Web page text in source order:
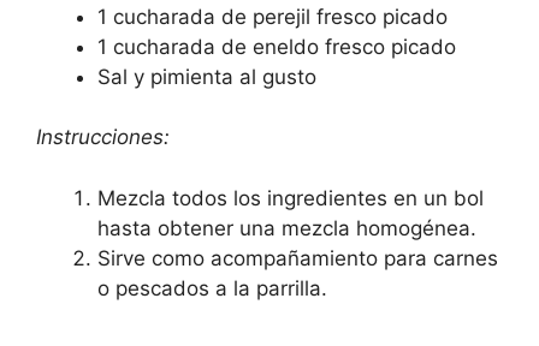
1 cucharada de perejil fresco picado
1 cucharada de eneldo fresco picado
Sal y pimienta al gusto
Instrucciones:
Mezcla todos los ingredientes en un bol
hasta obtener una mezcla homogénea.
Sirve como acompañamiento para carnes
o pescados a la parrilla.